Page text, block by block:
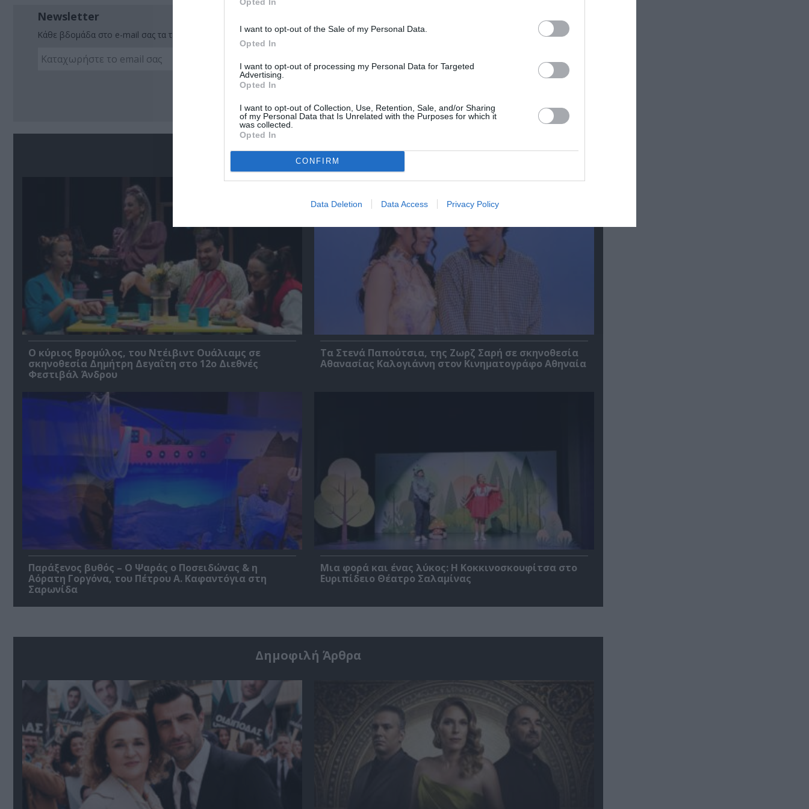
I want to opt-out of the Sale of my Personal Data.
Opted In
I want to opt-out of processing my Personal Data for Targeted
Advertising.
Opted In
I want to opt-out of Collection, Use, Retention, Sale, and/or Sharing
of my Personal Data that Is Unrelated with the Purposes for which it
was collected.
Opted In
CONFIRM
Data Deletion Data Access Privacy Policy
Newsletter
Κάθε βδομάδα στο e-mail σας τα τελευταία νέα για την Τέχνη και τον Πολιτισμό!
Ακολουθήστε το Culturenow.gr
Σχετικά Άρθρα
O κύριος Βρομύλος, του Ντέιβιντ Ουάλιαμς σε
σκηνοθεσία Δημήτρη Δεγαΐτη στο 12ο Διεθνές
Φεστιβάλ Άνδρου
Τα Στενά Παπούτσια, της Ζωρζ Σαρή σε σκηνοθεσία
Αθανασίας Καλογιάννη στον Κινηματογράφο Αθηναία
Παράξενος βυθός – Ο Ψαράς ο Ποσειδώνας & η
Αόρατη Γοργόνα, του Πέτρου Α. Καφαντόγια στη
Σαρωνίδα
Μια φορά και ένας λύκος: Η Κοκκινοσκουφίτσα στο
Ευριπίδειο Θέατρο Σαλαμίνας
Δημοφιλή Άρθρα